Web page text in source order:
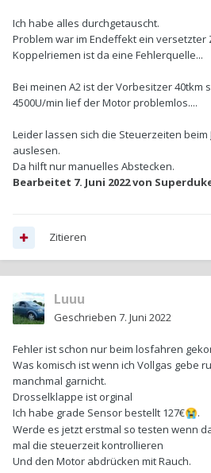
Ich habe alles durchgetauscht.
Problem war im Endeffekt ein
Koppelriemen ist da eine Fehlerquelle...
Bei meinen A2 ist der Vorbesitzer 40tkm
4500U/min lief der Motor problemlos....
Leider lassen sich die Steuerzeiten beim
auslesen.
Da hilft nur manuelles Abstecken.
Bearbeitet 7. Juni 2022von
Zitieren
Luuu
Geschrieben 7. Juni 2022
Fehler ist schon nur beim losfahren
Was komisch ist wenn ich Vollgas gebe
manchmal garnicht.
Drosselklappe ist orginal
Ich habe grade Sensor bestellt 127€😭.
Werde es jetzt erstmal so testen wenn
mal die steuerzeit kontrollieren
Und den Motor abdrücken mit Rauch.